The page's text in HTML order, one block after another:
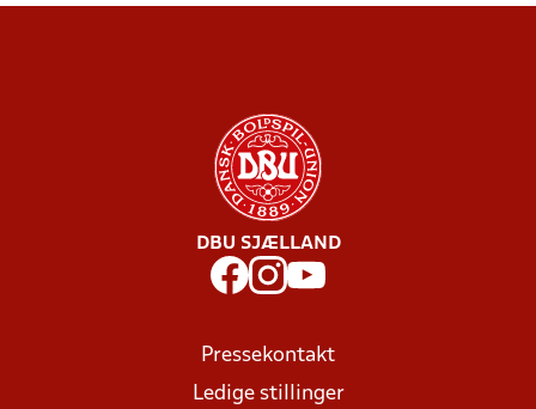
DBU SJÆLLAND
Pressekontakt
Ledige stillinger